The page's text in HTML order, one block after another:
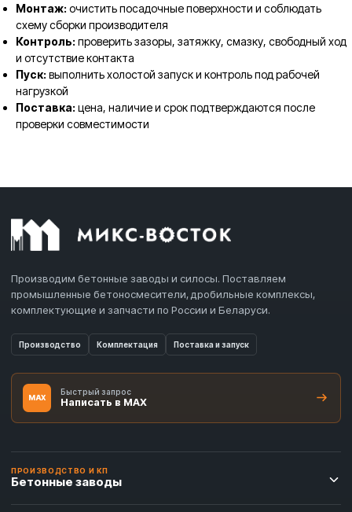
Монтаж: очистить посадочные поверхности и соблюдать
схему сборки производителя
Контроль: проверить зазоры, затяжку, смазку, свободный ход
и отсутствие контакта
Пуск: выполнить холостой запуск и контроль под рабочей
нагрузкой
Поставка: цена, наличие и срок подтверждаются после
проверки совместимости
Производим бетонные заводы и силосы. Поставляем
промышленные бетоносмесители, дробильные комплексы,
комплектующие и запчасти по России и Беларуси.
Производство Комплектация Поставка и запуск
MAX
Быстрый запрос
Написать в MAX
ПРОИЗВОДСТВО И КП
Бетонные заводы